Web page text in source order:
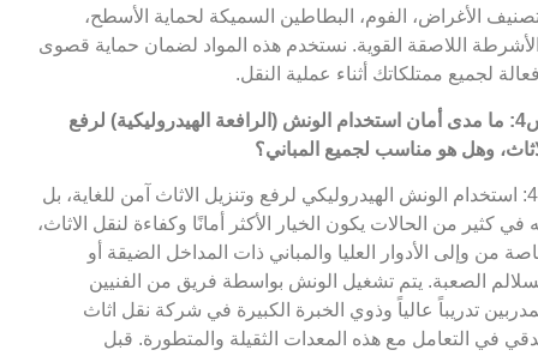
الأغراض، الفوم، البطاطين السميكة لحماية الأسطح،
اللاصقة القوية. نستخدم هذه المواد لضمان حماية قصوى
لجميع ممتلكاتك أثناء عملية النقل.
س4: ما مدى أمان استخدام الونش (الرافعة الهيدروليكية) لرفع
وهل هو مناسب لجميع المباني؟
ج4: استخدام الونش الهيدروليكي لرفع وتنزيل الاثاث آمن للغاية، بل
في كثير من الحالات يكون الخيار الأكثر أمانًا وكفاءة لنقل الاثاث،
من وإلى الأدوار العليا والمباني ذات المداخل الضيقة أو
الصعبة. يتم تشغيل الونش بواسطة فريق من الفنيين
تدريباً عالياً وذوي الخبرة الكبيرة في شركة نقل اثاث
في التعامل مع هذه المعدات الثقيلة والمتطورة. قبل